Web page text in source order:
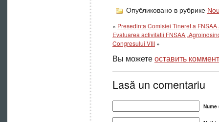
Опубликовано в рубрике
« Presedinta Comisiei Tineret a
Evaluarea activitatii FNSAA
Congresului VIII »
Вы можетеоставить
Lasă un comentariu
Nume